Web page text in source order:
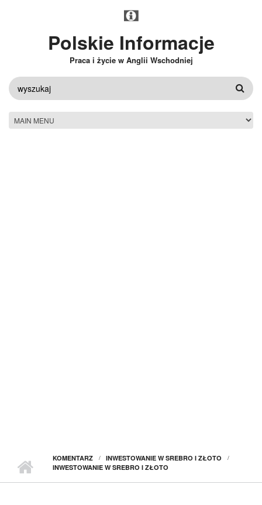
Polskie Informacje
Praca i życie w Anglii Wschodniej
FORMULARZ
WYSZUKIWANIA
KOMENTARZ
INWESTOWANIE W SREBRO I ZŁOTO
INWESTOWANIE W SREBRO I ZŁOTO